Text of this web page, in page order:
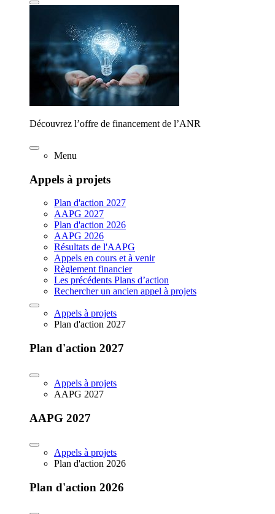
Découvrez l’offre de financement de l’ANR
Menu
Appels à projets
Plan d'action 2027
AAPG 2027
Plan d'action 2026
AAPG 2026
Résultats de l'AAPG
Appels en cours et à venir
Règlement financier
Les précédents Plans d’action
Rechercher un ancien appel à projets
Appels à projets
Plan d'action 2027
Plan d'action 2027
Appels à projets
AAPG 2027
AAPG 2027
Appels à projets
Plan d'action 2026
Plan d'action 2026